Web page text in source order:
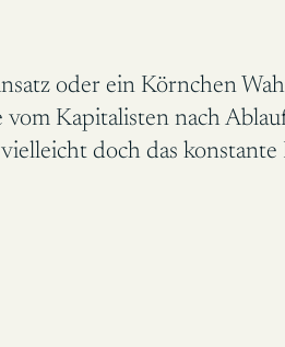
oder ein Körnchen
Kapitalisten nach
doch das